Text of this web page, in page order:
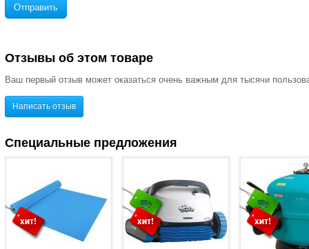
Отправить
Отзывы об этом товаре
Ваш первый отзыв может оказаться очень важным для тысячи
Написать отзыв
Специальные предложения